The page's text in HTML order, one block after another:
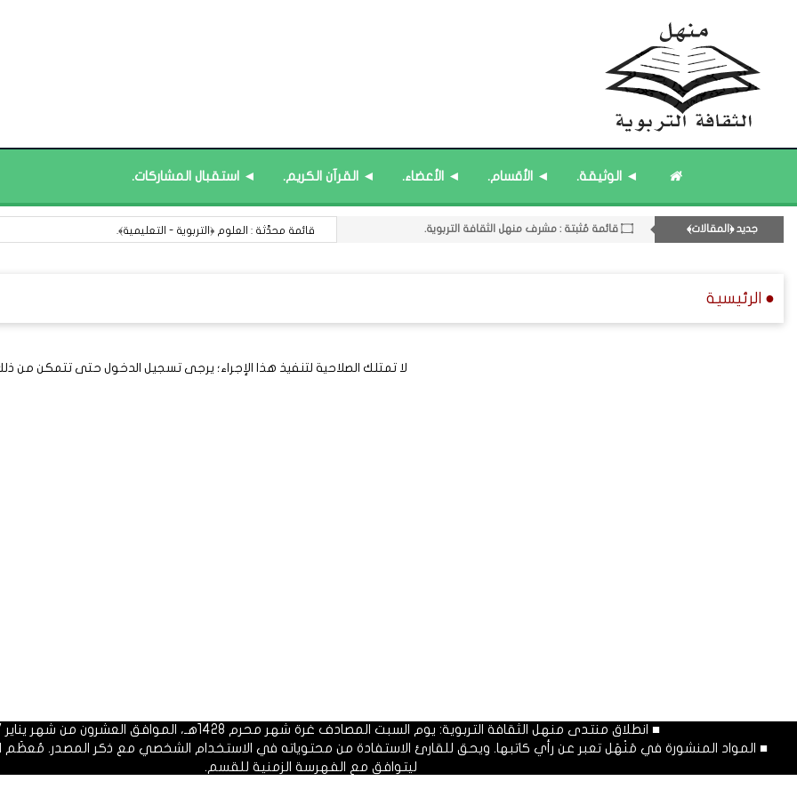
◄ الوثيقة. ◄ الأقسام. ◄ الأعضاء. ◄ القرآن الكريم. ◄ استقبال المشاركات.
جديد ﴿المقالات﴾
۝ قائمة مُثبتة : إدارة منهل الثقافة التربوية.
۝ قائمة مُثبتة : مشرف منهل الثقافة التربوية. قائمة محدَّثة : العلوم ﴿التربوية - التعليمية﴾.
● الرئيسية
لا تمتلك الصلاحية لتنفيذ هذا الإجراء؛ يرجى تسجيل الدخول حتى تتمكن من
■ انطلاق منتدى منهل الثقافة التربوية: يوم السبت المصادف غرة شهر محرم 1428هـ، الموافق العشرون من شهر يناير 2007م.
■ المواد المنشورة في مَنْهَل تعبر عن رأي كاتبها. ويحق للقارئ الاستفادة من محتوياته في الاستخدام الشخصي مع ذكر المصدر. مُعظَم
ليتوافق مع الفهرسة الزمنية للقسم.